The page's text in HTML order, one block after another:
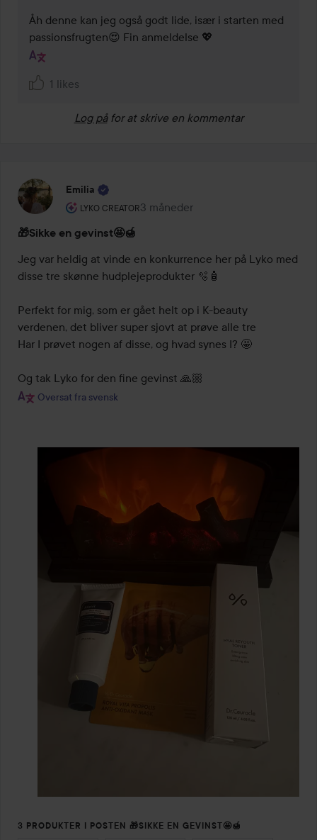
Åh denne kan jeg også godt lide, især i starten med
passionsfrugten😍 Fin anmeldelse 💖
1 likes
Log på for at skrive en kommentar
Emilia
LYKO CREATOR
Brugerens rolle: Lyko Creator.
3 måneder
Posten blev oprettet 3 måneder
🎁Sikke en gevinst🤩🍯
Jeg var heldig at vinde en konkurrence her på Lyko med
disse tre skønne hudplejeprodukter 🫧🧴
Perfekt for mig, som er gået helt op i K-beauty
verdenen, det bliver super sjovt at prøve alle tre
Har I prøvet nogen af disse, og hvad synes I? 🤩
Og tak Lyko for den fine gevinst 🙏🏼
Oversat fra svensk
3 PRODUKTER I POSTEN 🎁SIKKE EN GEVINST🤩🍯